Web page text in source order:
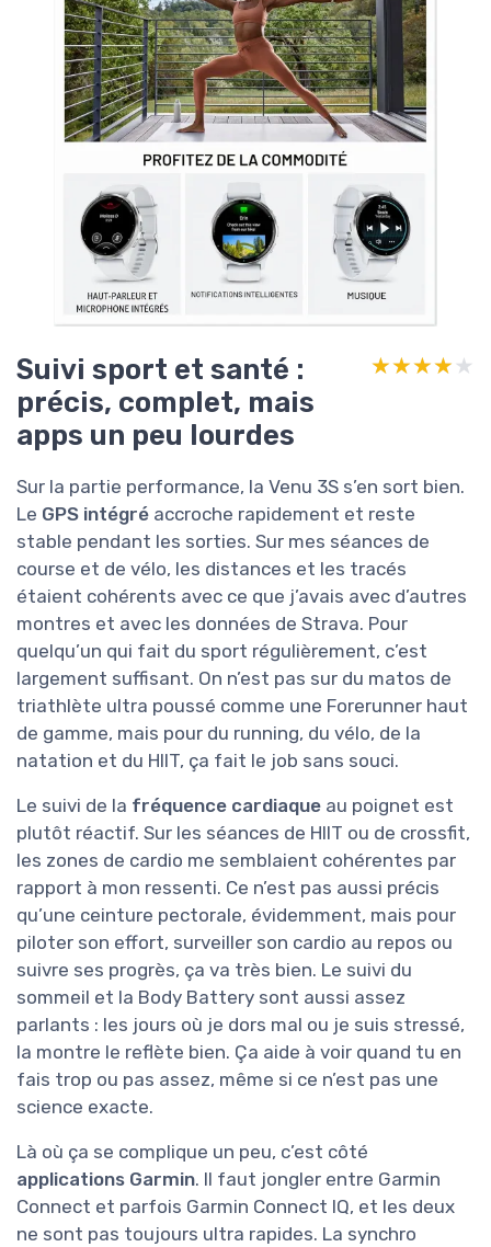
Suivi sport et santé :
précis, complet, mais
apps un peu lourdes
★★★★★
★★★★★
Sur la partie performance, la Venu 3S s’en sort bien.
Le GPS intégré accroche rapidement et reste
stable pendant les sorties. Sur mes séances de
course et de vélo, les distances et les tracés
étaient cohérents avec ce que j’avais avec d’autres
montres et avec les données de Strava. Pour
quelqu’un qui fait du sport régulièrement, c’est
largement suffisant. On n’est pas sur du matos de
triathlète ultra poussé comme une Forerunner haut
de gamme, mais pour du running, du vélo, de la
natation et du HIIT, ça fait le job sans souci.
Le suivi de la fréquence cardiaque au poignet est
plutôt réactif. Sur les séances de HIIT ou de crossfit,
les zones de cardio me semblaient cohérentes par
rapport à mon ressenti. Ce n’est pas aussi précis
qu’une ceinture pectorale, évidemment, mais pour
piloter son effort, surveiller son cardio au repos ou
suivre ses progrès, ça va très bien. Le suivi du
sommeil et la Body Battery sont aussi assez
parlants : les jours où je dors mal ou je suis stressé,
la montre le reflète bien. Ça aide à voir quand tu en
fais trop ou pas assez, même si ce n’est pas une
science exacte.
Là où ça se complique un peu, c’est côté
applications Garmin. Il faut jongler entre Garmin
Connect et parfois Garmin Connect IQ, et les deux
ne sont pas toujours ultra rapides. La synchro